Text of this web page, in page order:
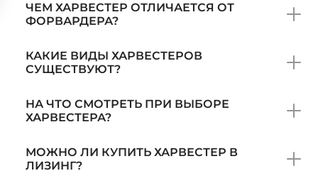
ЧЕМ ХАРВЕСТЕР ОТЛИЧАЕТСЯ ОТ
ФОРВАРДЕРА?
КАКИЕ ВИДЫ ХАРВЕСТЕРОВ
СУЩЕСТВУЮТ?
НА ЧТО СМОТРЕТЬ ПРИ ВЫБОРЕ
ХАРВЕСТЕРА?
МОЖНО ЛИ КУПИТЬ ХАРВЕСТЕР В
ЛИЗИНГ?